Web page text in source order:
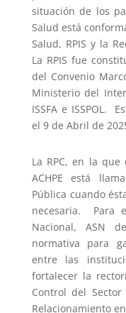
situación de los
Salud está
Salud, RPIS y la
La RPIS fue
del Convenio
Ministerio del
ISSFA e ISSPOL.
el 9 de Abril de
La RPC, en la
ACHPE está
Pública cuando
necesaria. Para
Nacional, ASN
normativa para
entre las
fortalecer la
Control del
Relacionamiento